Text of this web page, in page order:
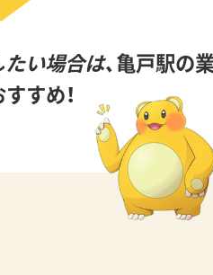
い場合は、亀戸駅の
すめ！